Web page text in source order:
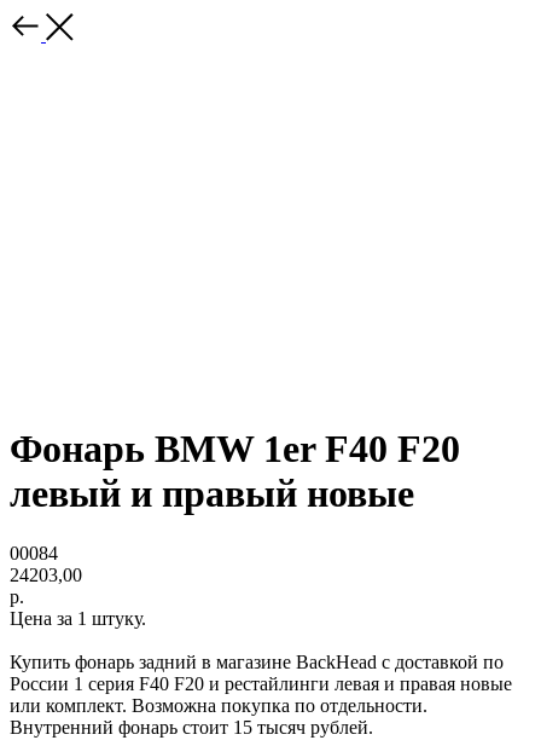
Фонарь BMW 1er F40 F20
левый и правый новые
00084
24203,00
р.
Цена за 1 штуку.
Купить фонарь задний в магазине BackHead с доставкой по
России 1 серия F40 F20 и рестайлинги левая и правая новые
или комплект. Возможна покупка по отдельности.
Внутренний фонарь стоит 15 тысяч рублей.